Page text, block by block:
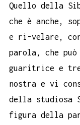
Quello della
che è anche,
e ri-velare,
parola, che può
guaritrice e
nostra e vi
della studiosa
figura della